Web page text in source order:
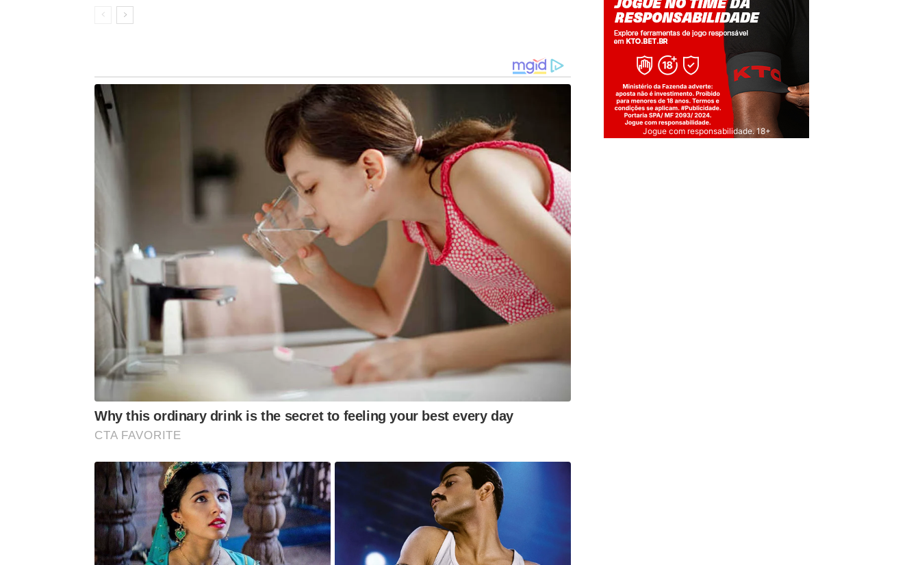
aparece como a grande referência.
O quarto integrante da chave é uma seleção que retorna a uma Copa do Mundo após
um hiato de 52 anos, a República Democrática do Congo. A equipe africana, que
conquistou sua classificação apenas na Repescagem Mundial, é apontada como a
mais frágil do Grupo K.
Porém, para os congoleses a participação na Copa já é uma grande vitória, pois a
última vez em que o país esteve na competição foi no ano de 1974, ainda como Zaire.
Naquela oportunidade os africanos enfrentaram a seleção brasileira, perdendo por 3
a 0 em jogo com gols de Jairzinho, Rivelino e Valdomiro.
Na equipe comandada pelo técnico francês Sébastien Desabre o nome que mais
chama a atenção é o do atacante Cédric Bakambu, que defende o Betis (Espanha).
Why this ordinary drink is the secret to feeling your best every day
CTA FAVORITE
Jogue com responsabilidade. 18+